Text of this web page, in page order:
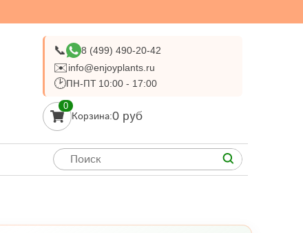
📞 8 (499) 490-20-42
✉️info@enjoyplants.ru
🕑ПН-ПТ 10:00 - 17:00
0
Корзина:0 руб